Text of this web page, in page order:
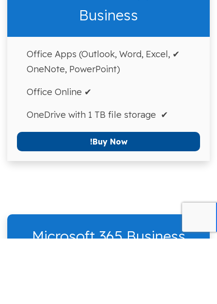
Business
✔ Office Apps (Outlook, Word, Excel,
OneNote, PowerPoint)
✔ Office Online
✔ OneDrive with 1 TB file storage
Buy Now!
Microsoft 365 Business